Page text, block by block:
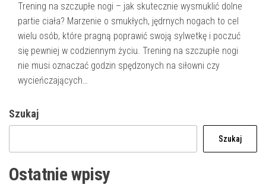
Trening na szczupłe nogi – jak skutecznie wysmuklić dolne
partie ciała? Marzenie o smukłych, jędrnych nogach to cel
wielu osób, które pragną poprawić swoją sylwetkę i poczuć
się pewniej w codziennym życiu. Trening na szczupłe nogi
nie musi oznaczać godzin spędzonych na siłowni czy
wycieńczających…
Szukaj
Szukaj
Ostatnie wpisy